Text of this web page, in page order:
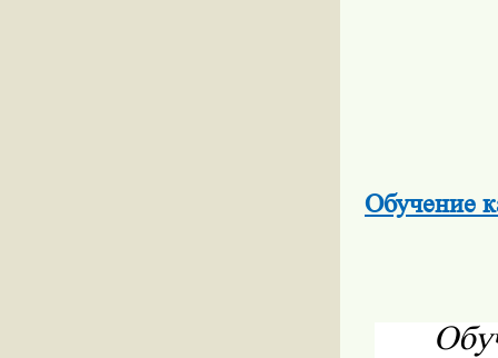
Обучение